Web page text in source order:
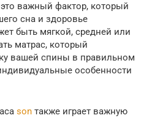
важный фактор, который
сна и здоровье
быть мягкой, средней или
матрас, который
вашей спины в правильном
особенности
son также играет важную